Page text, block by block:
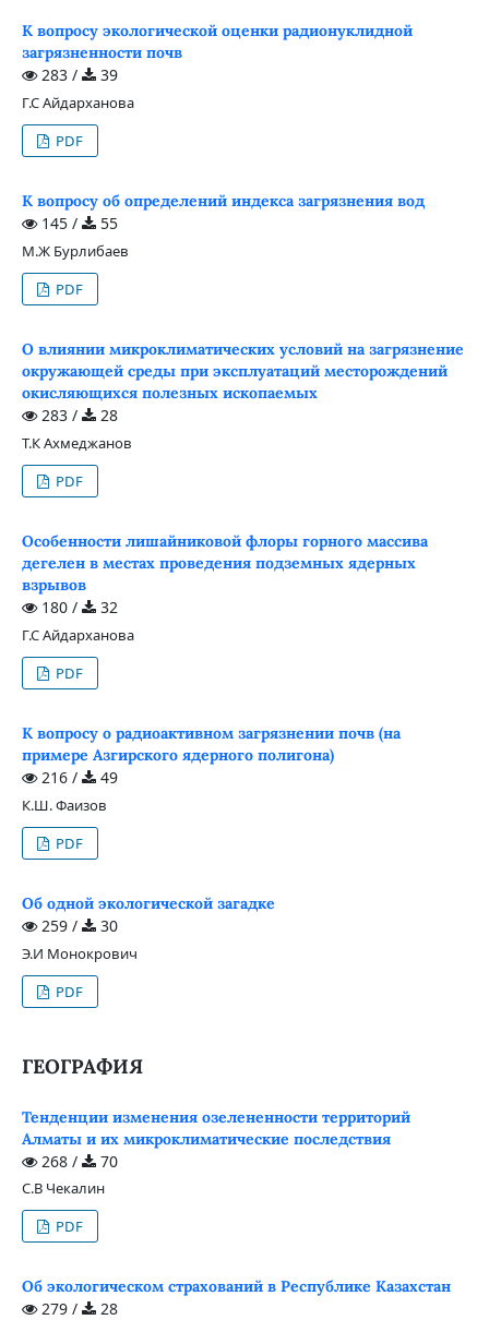
К вопросу экологической оценки радионуклидной
загрязненности почв
283 / 39
Г.С Айдарханова
PDF
К вопросу об определений индекса загрязнения вод
145 / 55
М.Ж Бурлибаев
PDF
О влиянии микроклиматических условий на загрязнение
окружающей среды при эксплуатаций месторождений
окисляющихся полезных ископаемых
283 / 28
Т.К Ахмеджанов
PDF
Особенности лишайниковой флоры горного массива
дегелен в местах проведения подземных ядерных
взрывов
180 / 32
Г.С Айдарханова
PDF
К вопросу о радиоактивном загрязнении почв (на
примере Азгирского ядерного полигона)
216 / 49
К.Ш. Фаизов
PDF
Об одной экологической загадке
259 / 30
Э.И Монокрович
PDF
ГЕОГРАФИЯ
Тенденции изменения озелененности территорий
Алматы и их микроклиматические последствия
268 / 70
С.В Чекалин
PDF
Об экологическом страхований в Республике Казахстан
279 / 28